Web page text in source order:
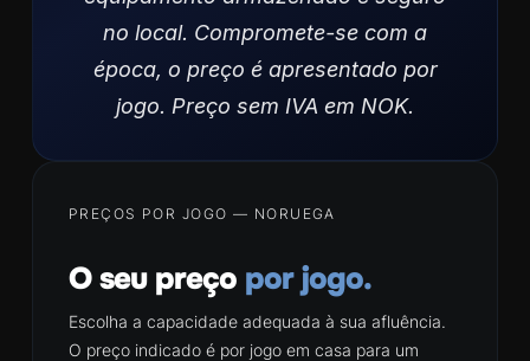
no local. Compromete-se com a
época, o preço é apresentado por
jogo. Preço sem IVA em NOK.
PREÇOS POR JOGO — NORUEGA
O seu preço por jogo.
Escolha a capacidade adequada à sua afluência.
O preço indicado é por jogo em casa para um